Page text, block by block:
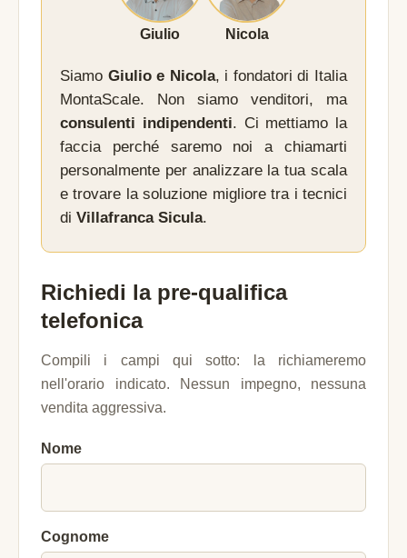
Giulio Nicola
Siamo Giulio e Nicola, i fondatori di Italia
MontaScale. Non siamo venditori, ma
consulenti indipendenti. Ci mettiamo la
faccia perché saremo noi a chiamarti
personalmente per analizzare la tua scala
e trovare la soluzione migliore tra i tecnici
di Villafranca Sicula.
Richiedi la pre-qualifica
telefonica
Compili i campi qui sotto: la richiameremo
nell'orario indicato. Nessun impegno, nessuna
vendita aggressiva.
Nome
Cognome